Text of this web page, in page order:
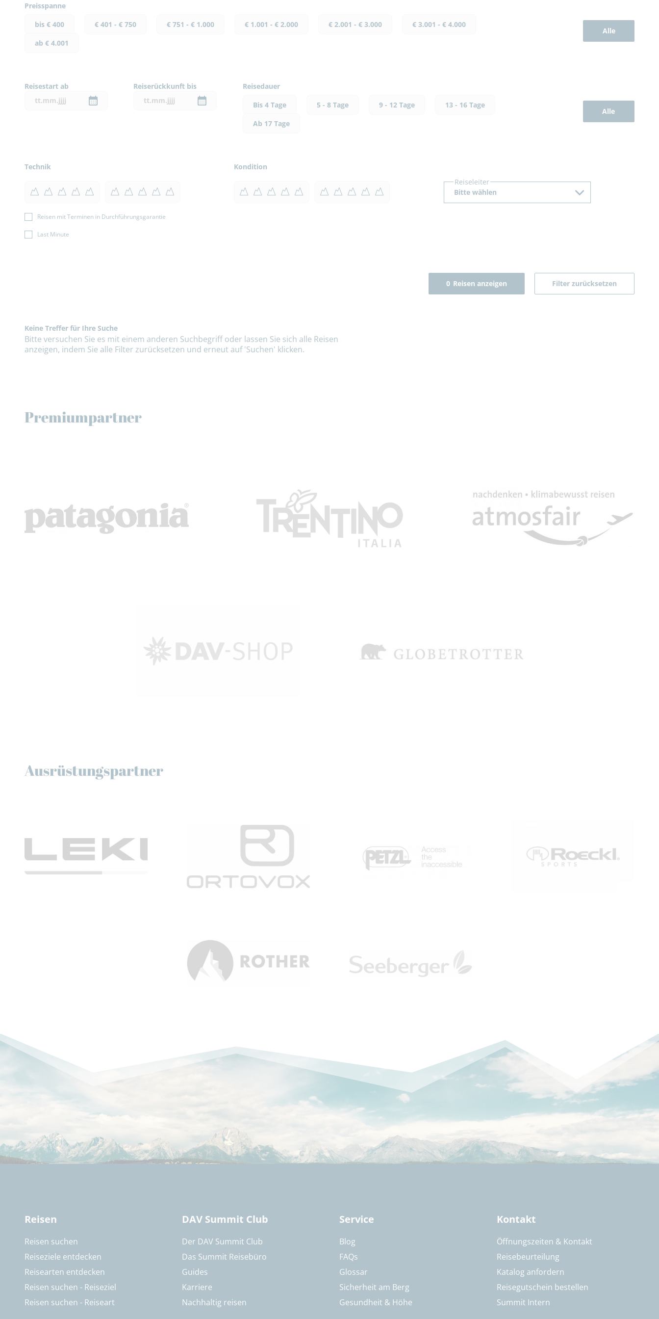
Preisspanne
bis € 400
€ 401 - € 750 € 751 - € 1.000 € 1.001 - € 2.000 € 2.001 - € 3.000
€ 3.001 - € 4.000
ab € 4.001
Alle
Reisestart ab Reiserückkunft bis
Reisedauer
Bis 4 Tage
5 - 8 Tage 9 - 12 Tage
13 - 16 Tage
Ab 17 Tage
Alle
Technik
Kondition
Reiseleiter
Bitte wählen
Reisen mit Terminen in Durchführungsgarantie
Last Minute
0 Reisen anzeigen Filter zurücksetzen
Keine Treffer für Ihre Suche
Bitte versuchen Sie es mit einem anderen Suchbegriff oder lassen Sie sich alle Reisen
anzeigen, indem Sie alle Filter zurücksetzen und erneut auf 'Suchen' klicken.
Premiumpartner
Ausrüstungspartner
Reisen
Reisen suchen
Reiseziele entdecken
Reisearten entdecken
Reisen suchen - Reiseziel
Reisen suchen - Reiseart
DAV Summit Club
Der DAV Summit Club
Das Summit Reisebüro
Guides
Karriere
Nachhaltig reisen
Service
Blog
FAQs
Glossar
Sicherheit am Berg
Gesundheit & Höhe
Kontakt
Öffnungszeiten & Kontakt
Reisebeurteilung
Katalog anfordern
Reisegutschein bestellen
Summit Intern